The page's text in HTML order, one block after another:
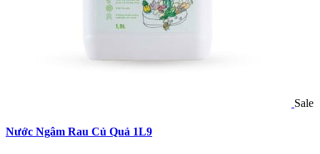
Sale
Nước Ngâm Rau Củ Quả 1L9